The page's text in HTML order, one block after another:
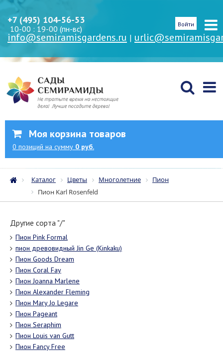
+7 (495) 104-56-53
10-00 : 19-00 (пн-вс)
info@semiramisgardens.ru |
Войти
Моя корзина товаров
0 позиций на сумму 0 руб.
Каталог Цветы Многолетние
Пион
Пион Karl Rosenfeld
Другие сорта "/"
Пион Pink Formal
пион древовидный Jin Ge (Kinkaku)
Пион Goods Dream
Пион Coral Fay
Пион Joanna Marlene
Пион Alexander Fleming
Пион Mary Jo Legare
Пион Pageant
Пион Seraphim
Пион Louis van Gutt
Пион Fancy Free